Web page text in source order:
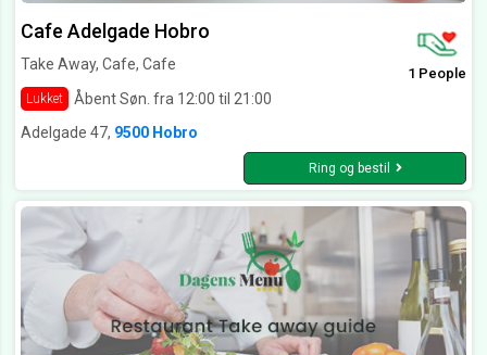
Cafe Adelgade Hobro
Take Away, Cafe, Cafe
Lukket Åbent Søn. fra 12:00 til 21:00
1 People
Adelgade 47, 9500 Hobro
Ring og bestil